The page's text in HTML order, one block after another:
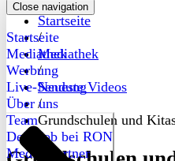
Close navigation
Startseite
Mediathek
Werbung
Live-Sendung
Über uns
Team
Dein Job bei RON
Medienpartner
Startseite
/
Mediathek
/
Neueste Videos
/
Grundschulen und